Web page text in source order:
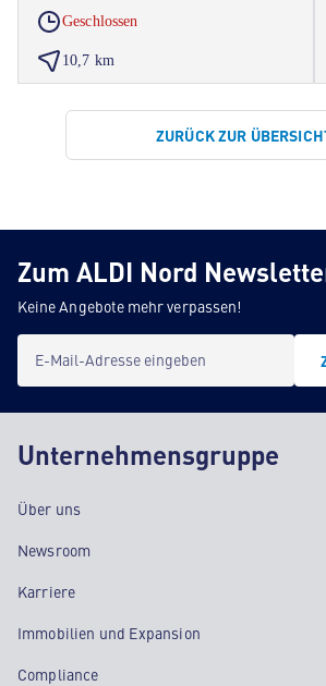
Geschlossen
10,7 km
ZURÜCK ZUR
Zum ALDI Nord
Keine Angebote mehr verpassen!
E-Mail-Adresse eingeben
Unternehmensgruppe
Über uns
Newsroom
Karriere
Immobilien und Expansion
Compliance